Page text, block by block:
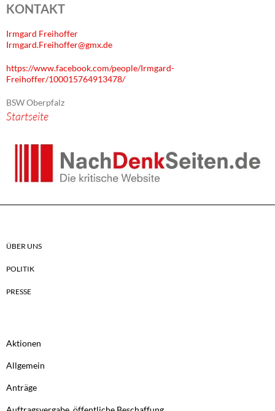
KONTAKT
Irmgard Freihoffer
Irmgard.Freihoffer@gmx.de
https://www.facebook.com/people/Irmgard-
Freihoffer/100015764913478/
BSW Oberpfalz
Startseite
ÜBER UNS
POLITIK
PRESSE
Aktionen
Allgemein
Anträge